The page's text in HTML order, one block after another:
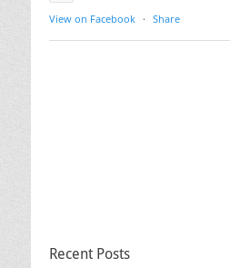
View on Facebook · Share
Recent Posts